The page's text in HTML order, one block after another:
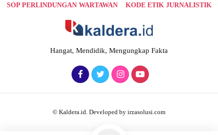
SOP PERLINDUNGAN WARTAWAN
KODE ETIK JURNALISTIK
Hangat, Mendidik, Mengungkap Fakta
© Kaldera.id. Developed by irzasolusi.com